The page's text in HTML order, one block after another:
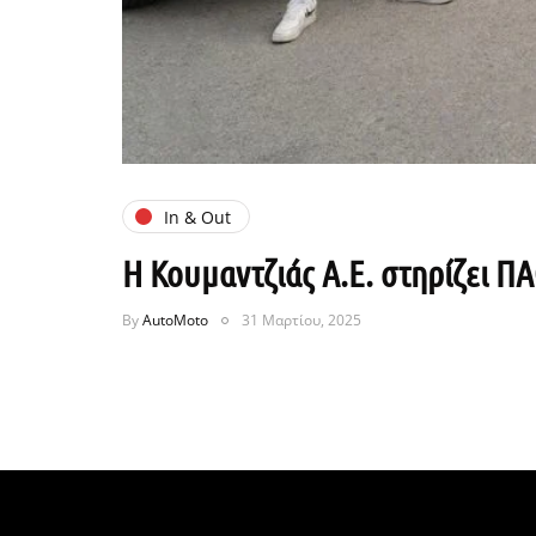
In & Out
Η Κουμαντζιάς Α.Ε. στηρίζει
ByAutoMoto 31 Μαρτίου, 2025